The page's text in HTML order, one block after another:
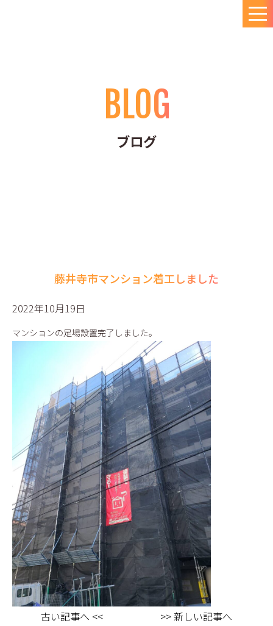
BLOG
ブログ
藤井寺市マンション着工しました
2022年10月19日
マンションの足場設置完了しました。
古い記事へ << >> 新しい記事へ